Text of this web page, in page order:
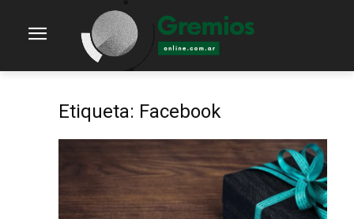
Etiqueta: Facebook